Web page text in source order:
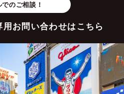
でのご相談！
お問い合わせはこちら